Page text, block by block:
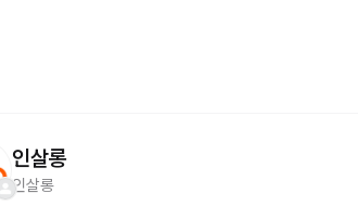
인살롱
인살롱